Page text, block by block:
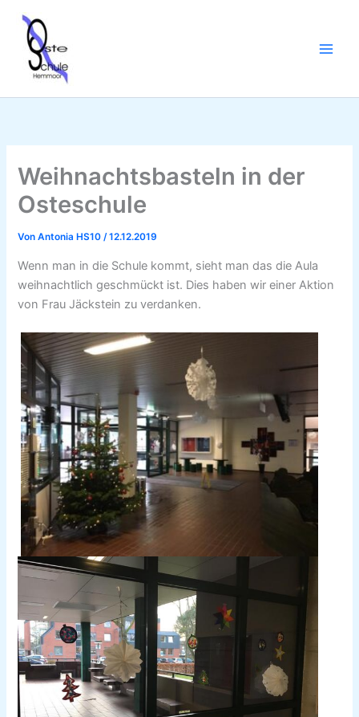
Inhalt
springen
Weihnachtsbasteln in der
Osteschule
VonAntonia HS10/12.12.2019
Wenn man in die Schule kommt, sieht man das die Aula
weihnachtlich geschmückt ist. Dies haben wir einer Aktion
von Frau Jäckstein zu verdanken.